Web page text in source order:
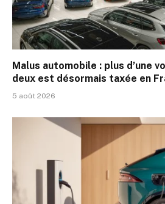
Malus automobile : plus d’une
deux est désormais taxée en
5 août 2026